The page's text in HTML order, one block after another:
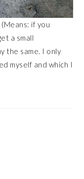
if you
a small
the same. I only
myself and which I